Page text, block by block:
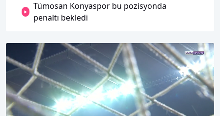
Tümosan Konyaspor bu pozisyonda
penaltı bekledi